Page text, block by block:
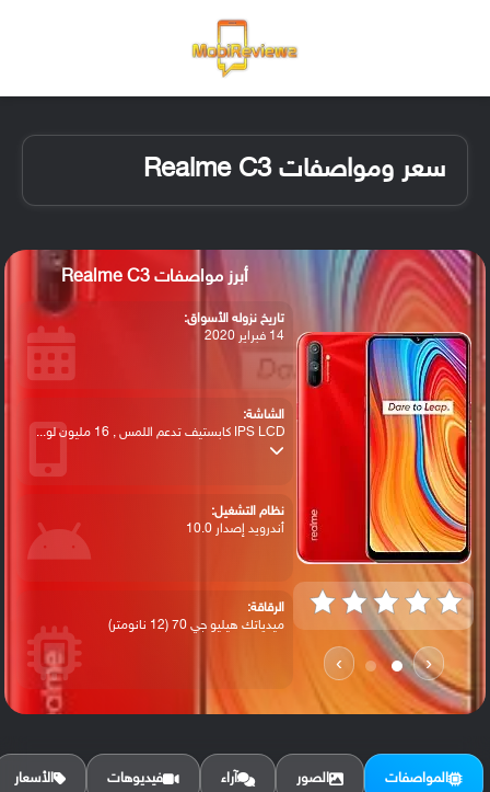
سعر ومواصفات Realme C3
‹
›
أبرز مواصفات Realme C3
تاريخ نزوله الأسواق:
14 فبراير 2020
الشاشة:
IPS LCD كابستيف تدعم اللمس , 16 مليون لو...
نظام التشغيل:
أندرويد إصدار 10.0
الرقاقة:
ميدياتك هيليو جي 70 (12 نانومتر)
الرام / التخزين:
المواصفات الصور آراء فيديوهات الأسعار